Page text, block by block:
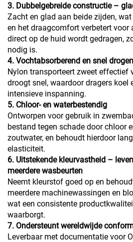
3. Dubbelgebreide constructie –
Zacht en glad aan beide zijden,
en het draagcomfort verbetert voor
direct op de huid wordt gedragen,
nodig is.
4. Vochtabsorberend en snel
Nylon transporteert zweet effectief
droogt snel, waardoor dragers koel
intensieve inspanning.
5. Chloor- en waterbestendig
Ontworpen voor gebruik in
bestand tegen schade door chloor
zoutwater, en behoudt hierdoor
elasticiteit.
6. Uitstekende kleurvastheid –
meerdere wasbeurten
Neemt kleurstof goed op en
meerdere machinewassingen en
wat een consistente
waarborgt.
7. Ondersteunt wereldwijde
Leverbaar met documentatie voor